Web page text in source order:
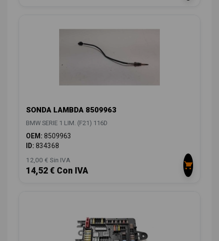
SONDA LAMBDA 8509963
BMW SERIE 1 LIM. (F21) 116D
OEM: 8509963
ID: 834368
12,00 € Sin IVA
14,52 € Con IVA